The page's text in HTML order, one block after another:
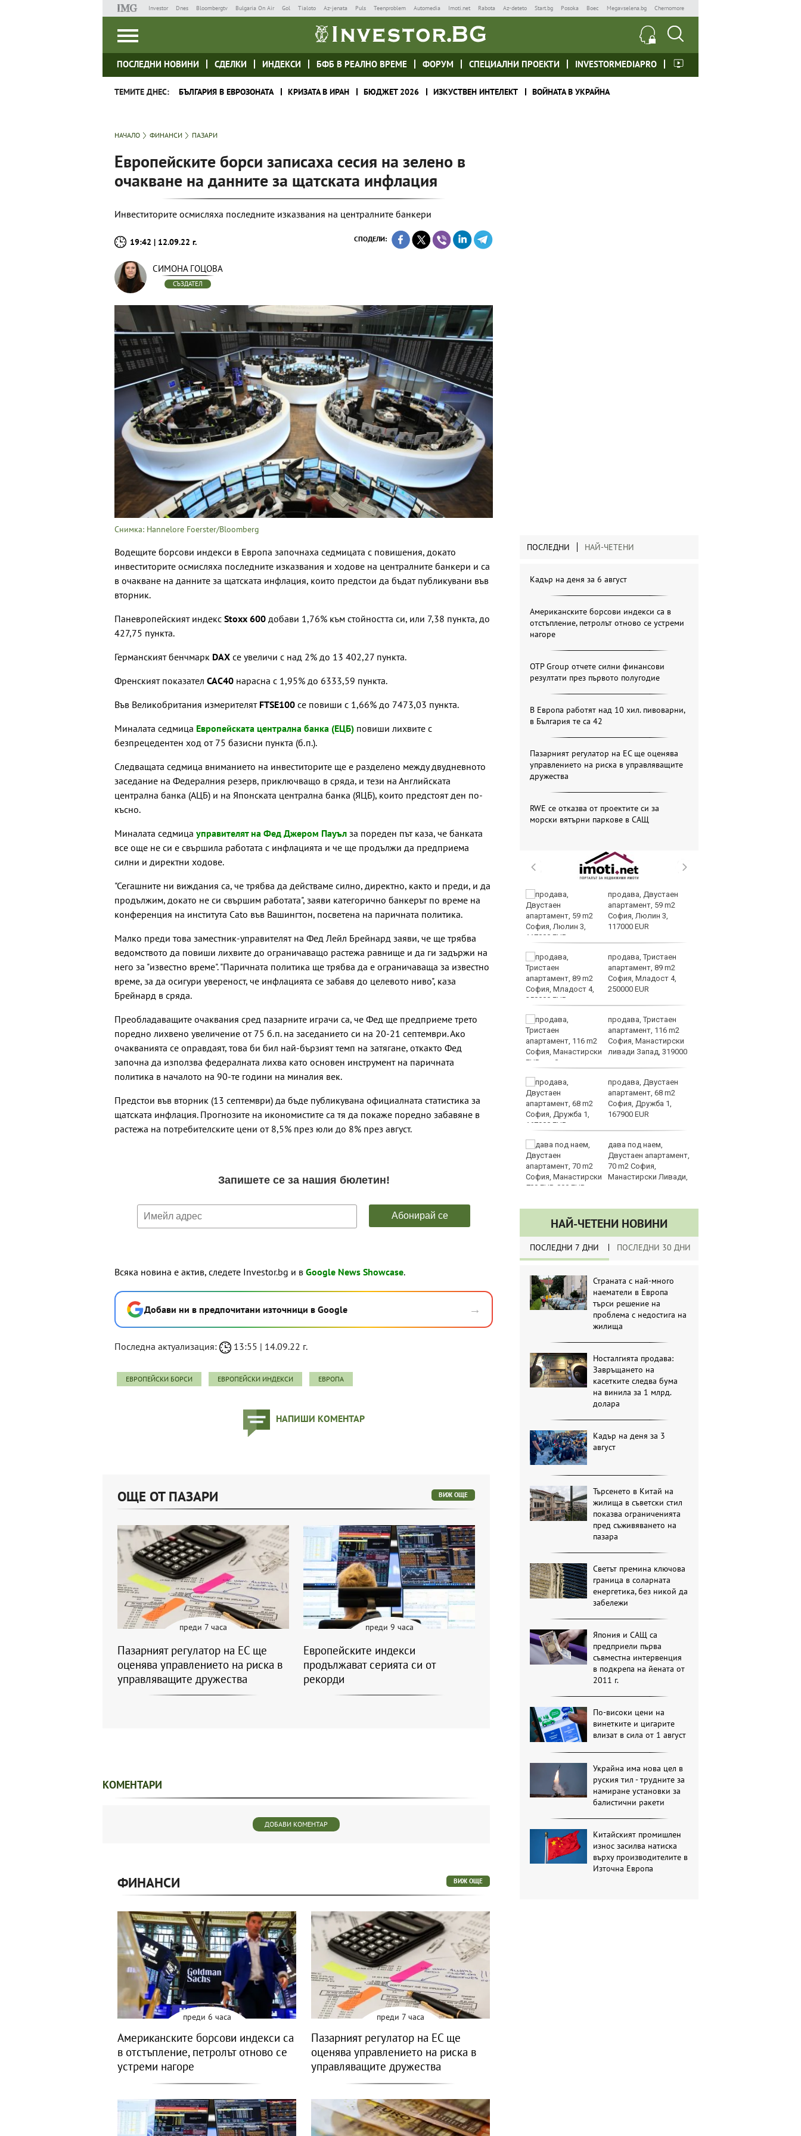
Investor Dnes Bloombergtv Bulgaria On Air Gol Tialoto Az-jenata Puls Teenproblem Automedia Imoti.net Rabota Az-deteto Start.bg Posoka Boec Megavselena.bg Chernomore
ПОСЛЕДНИ НОВИНИ СДЕЛКИ ИНДЕКСИ БФБ В РЕАЛНО ВРЕМЕ ФОРУМ СПЕЦИАЛНИ ПРОЕКТИ INVESTORMEDIAPRO
ТЕМИТЕ ДНЕС: БЪЛГАРИЯ В ЕВРОЗОНАТА КРИЗАТА В ИРАН БЮДЖЕТ 2026 ИЗКУСТВЕН ИНТЕЛЕКТ ВОЙНАТА В УКРАЙНА
НАЧАЛО ФИНАНСИ ПАЗАРИ
Европейските борси записаха сесия на зелено в
очакване на данните за щатската инфлация
Инвеститорите осмисляха последните изказвания на централните банкери
19:42 | 12.09.22 г. СПОДЕЛИ:
СИМОНА ГОЦОВА
СЪЗДАТЕЛ
Снимка: Hannelore Foerster/Bloomberg
Водещите борсови индекси в Европа започнаха седмицата с повишения, докато
инвеститорите осмисляха последните изказвания и ходове на централните банкери и са
в очакване на данните за щатската инфлация, които предстои да бъдат публикувани във
вторник.
Паневропейският индекс Stoxx 600 добави 1,76% към стойността си, или 7,38 пункта, до
427,75 пункта.
Германският бенчмарк DAX се увеличи с над 2% до 13 402,27 пункта.
Френският показател CAC40 нарасна с 1,95% до 6333,59 пункта.
Във Великобритания измерителят FTSE100 се повиши с 1,66% до 7473,03 пункта.
Миналата седмица Европейската централна банка (ЕЦБ) повиши лихвите с
безпрецедентен ход от 75 базисни пункта (б.п.).
Следващата седмица вниманието на инвеститорите ще е разделено между двудневното
заседание на Федералния резерв, приключващо в сряда, и тези на Английската
централна банка (АЦБ) и на Японската централна банка (ЯЦБ), които предстоят ден по-
късно.
Миналата седмица управителят на Фед Джером Пауъл за пореден път каза, че банката
все още не си е свършила работата с инфлацията и че ще продължи да предприема
силни и директни ходове.
"Сегашните ни виждания са, че трябва да действаме силно, директно, както и преди, и да
продължим, докато не си свършим работата", заяви категорично банкерът по време на
конференция на института Cato във Вашингтон, посветена на паричната политика.
Малко преди това заместник-управителят на Фед Лейл Брейнард заяви, че ще трябва
ведомството да повиши лихвите до ограничаващо растежа равнище и да ги задържи на
него за "известно време". "Паричната политика ще трябва да е ограничаваща за известно
време, за да осигури увереност, че инфлацията се забавя до целевото ниво", каза
Брейнард в сряда.
Преобладаващите очаквания сред пазарните играчи са, че Фед ще предприеме трето
поредно лихвено увеличение от 75 б.п. на заседанието си на 20-21 септември. Ако
очакванията се оправдаят, това би бил най-бързият темп на затягане, откакто Фед
започна да използва федералната лихва като основен инструмент на паричната
политика в началото на 90-те години на миналия век.
Предстои във вторник (13 септември) да бъде публикувана официалната статистика за
щатската инфлация. Прогнозите на икономистите са тя да покаже поредно забавяне в
растежа на потребителските цени от 8,5% през юли до 8% през август.
Всяка новина е актив, следете Investor.bg и в Google News Showcase.
Добави ни в предпочитани източници в Google →
Последна актуализация: 13:55 | 14.09.22 г.
ЕВРОПЕЙСКИ БОРСИ ЕВРОПЕЙСКИ ИНДЕКСИ ЕВРОПА
НАПИШИ КОМЕНТАР
ПОСЛЕДНИ НАЙ-ЧЕТЕНИ
Кадър на деня за 6 август
Американските борсови индекси са в
отстъпление, петролът отново се устреми
нагоре
OTP Group отчете силни финансови
резултати през първото полугодие
В Европа работят над 10 хил. пивоварни,
в България те са 42
Пазарният регулатор на ЕС ще оценява
управлението на риска в управляващите
дружества
RWE се отказва от проектите си за
морски вятърни паркове в САЩ
преподписа с Реал
(Мадрид)
ЦСКА удари с 3:0
Макаби като гост
Тъжна вест! Почина
голямо име в
медицината
продава, Двустаен
апартамент, 59 m2
София, Люлин 3,
117000 EUR
продава, Тристаен
апартамент, 89 m2
София, Младост 4,
250000 EUR
продава, Тристаен
апартамент, 116 m2
София, Манастирски
ливади Запад, 319000
EUR
продава, Двустаен
апартамент, 68 m2
София, Дружба 1,
167900 EUR
дава под наем,
Двустаен апартамент,
70 m2 София,
Манастирски Ливади,
800 EUR
НАЙ-ЧЕТЕНИ НОВИНИ
ПОСЛЕДНИ 7 ДНИ ПОСЛЕДНИ 30 ДНИ
Страната с най-много
наематели в Европа
търси решение на
проблема с недостига на
жилища
Носталгията продава:
Завръщането на
касетките следва бума
на винила за 1 млрд.
долара
Кадър на деня за 3
август
Търсенето в Китай на
жилища в съветски стил
показва ограниченията
пред съживяването на
пазара
Светът премина ключова
граница в соларната
енергетика, без никой да
забележи
Япония и САЩ са
предприели първа
съвместна интервенция
в подкрепа на йената от
2011 г.
По-високи цени на
винетките и цигарите
влизат в сила от 1 август
Украйна има нова цел в
руския тил - трудните за
намиране установки за
балистични ракети
Китайският промишлен
износ засилва натиска
върху производителите в
Източна Европа
ОЩЕ ОТ ПАЗАРИ ВИЖ ОЩЕ
преди 7 часа
Пазарният регулатор на ЕС ще
оценява управлението на риска в
управляващите дружества
преди 9 часа
Европейските индекси
продължават серията си от
рекорди
КОМЕНТАРИ
ДОБАВИ КОМЕНТАР
ФИНАНСИ ВИЖ ОЩЕ
преди 6 часа
Американските борсови индекси са
в отстъпление, петролът отново се
устреми нагоре
преди 7 часа
Пазарният регулатор на ЕС ще
оценява управлението на риска в
управляващите дружества